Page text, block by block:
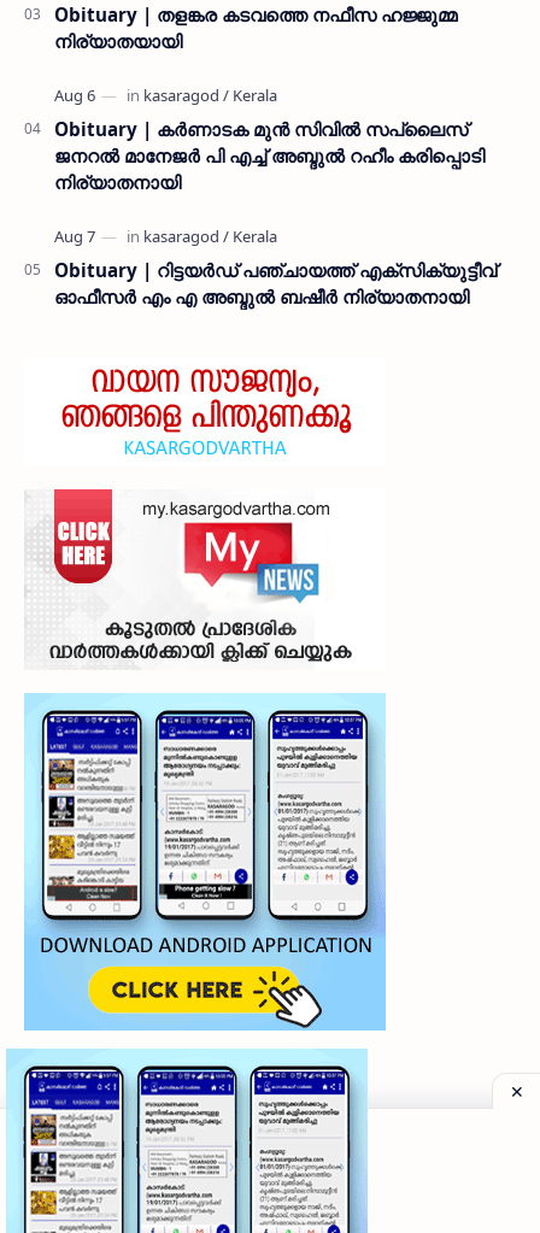
Obituary | തളങ്കര കടവത്തെ നഫീസ ഹജ്ജുമ്മ
നിര്യാതയായി
Obituary | കർണാടക മുൻ സിവില്‍ സപ്ലൈസ്
ജനറൽ മാനേജർ പി എച്ച് അബ്ദുൽ റഹീം കരിപ്പൊടി
നിര്യാതനായി
Obituary | റിട്ടയർഡ് പഞ്ചായത്ത് എക്സിക്യുട്ടീവ്
ഓഫീസർ എം എ അബ്ദുൽ ബഷീർ നിര്യാതനായി
©2026‧My Kasaragod Vartha | LATEST KASARAGOD